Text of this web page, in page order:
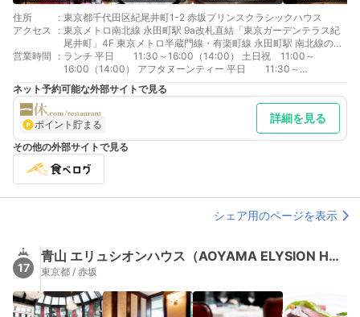
住所 : 東京都千代田区紀尾井町1-2 赤坂プリンスクラシックハウス
アクセス
: 東京メトロ南北線 永田町駅 9a改札直結「東京ガーデンテラス紀
尾井町」4F 東京メトロ半蔵門線・有楽町線 永田町駅 南北線のホ
ームを経由して、9a改札へお越しください。 東京メトロ銀座線・
丸ノ内線 赤坂見附駅 D出口 徒歩5分
営業時間 : ランチ 平日 11:30～16:00（14:00） 土日祝 11:00～
16:00（14:00） アフタヌーンティー 平日 11:30～
17:30（15:30） 土日祝 11:00～20:00（18:00） ディナー 月～
木 17:30～21:30（19:30） 金 17:30～22:00（19:30）
土日祝 17:30～22:30（20:30） ■BAR Napoleon ・水～木
19:00～22:30（22:00 Drink L.O.） ・金～土 19:00～
23:00（22:30 Drink L.O.） ※一部のお食事は21:00L.O.でござい
ます。
ネット予約可能な外部サイトで見る
ポイント貯まる 詳細を見る
その他の外部サイトで見る
シェア用のページを表示
17
青山 エリュシオンハウス（AOYAMA ELYSION HOUSE）
東京都 / 赤坂